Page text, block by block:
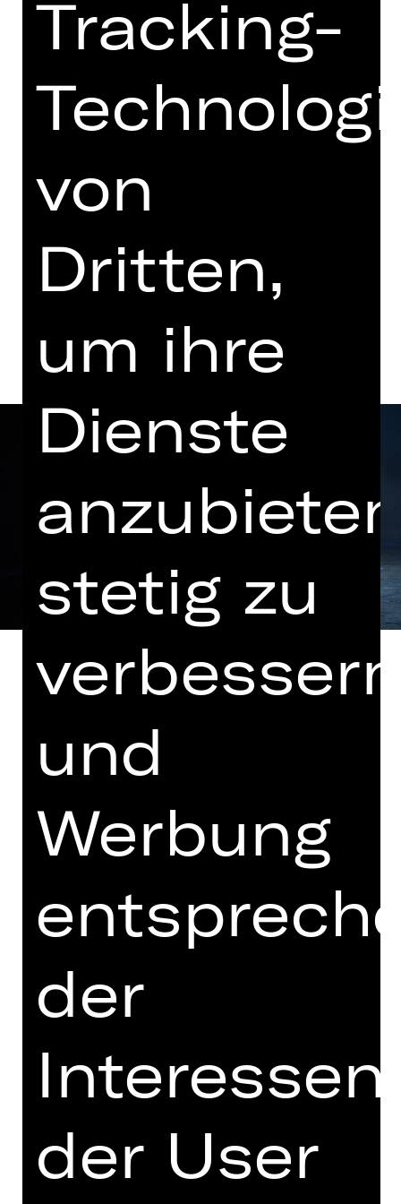
Freitag, 08.05.2026
19.30 - 21.00 Uhr
19.00 Uhr Einführung
anschließend Publikumsgespräch
Termine und Besetzung
In einer Fassung von Salome
Schneebeli und Paul Berg
Hinweis auf sensible Inhalte
Ellen ist elf Jahre alt und allein. Sie
sucht ihre Mutter, doch die ist bereits
in Amerika. Ein skurriler Konsul
verweigert Ellen die Ausreise, denn
und die falschen Großeltern zu
haben, ist zu dieser Zeit gefährlich.
jüdischer Kinder an. Dass ihre neuen
Freund*innen nicht auf Parkbänken
sitzen dürfen, dass Schritte im
erstarren lassen und dass der
Friedhof der einzige Ort ist, an dem
sie spielen können, ist für Ellen die
Tracking-
von
Dritten,
um ihre
Dienste
stetig zu
und
Werbung
der
Interessen
der User